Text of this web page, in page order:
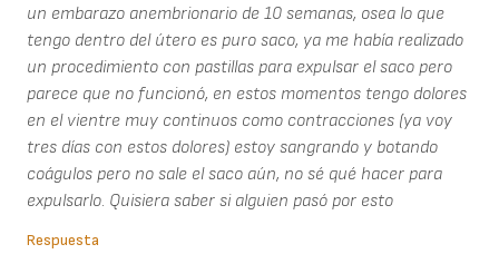
un embarazo anembrionario de 10 semanas, osea lo que
tengo dentro del útero es puro saco, ya me había realizado
un procedimiento con pastillas para expulsar el saco pero
parece que no funcionó, en estos momentos tengo dolores
en el vientre muy continuos como contracciones (ya voy
tres días con estos dolores) estoy sangrando y botando
coágulos pero no sale el saco aún, no sé qué hacer para
expulsarlo. Quisiera saber si alguien pasó por esto
Respuesta